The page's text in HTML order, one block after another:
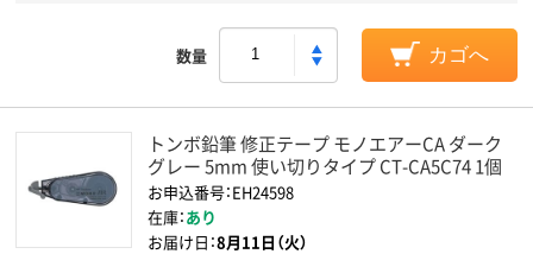
数量 カゴへ
トンボ鉛筆 修正テープ モノエアーCA ダーク
グレー 5mm 使い切りタイプ CT-CA5C74 1個
お申込番号：EH24598
在庫：あり
お届け日：8月11日（火）